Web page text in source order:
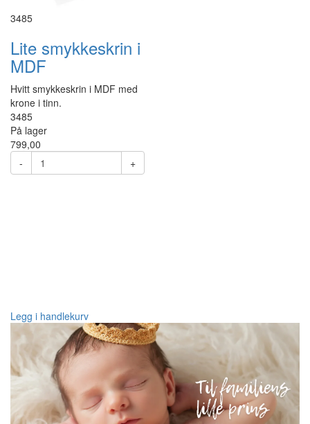
3485
Lite smykkeskrin i
MDF
Hvitt smykkeskrin i MDF med
krone i tinn.
3485
På lager
799,00
-
+
Legg i handlekurv